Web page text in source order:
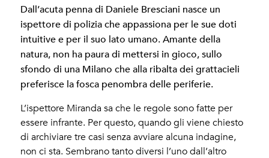
Dall’acuta penna di Daniele Bresciani nasce un
ispettore di polizia che appassiona per le sue doti
intuitive e per il suo lato umano. Amante della
natura, non ha paura di mettersi in gioco, sullo
sfondo di una Milano che alla ribalta dei grattacieli
preferisce la fosca penombra delle periferie.
L’ispettore Miranda sa che le regole sono fatte per
essere infrante. Per questo, quando gli viene chiesto
di archiviare tre casi senza avviare alcuna indagine,
non ci sta. Sembrano tanto diversi l’uno dall’altro